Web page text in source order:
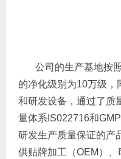
公司的生产基地按照
的净化级别为10万级，
和研发设备，通过了质
量体系IS022716和
研发生产质量保证的产
供贴牌加工（OEM）、